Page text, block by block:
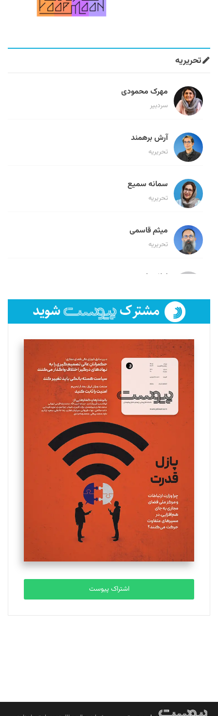
تحریریه
مهرک محمودی
سردبیر
آرش برهمند
تحریریه
سمانه سمیع
تحریریه
میثم قاسمی
تحریریه
لیلا حنارود
فائزه فتحی رستمی
تحریریه
سروش کرمیان
تحریریه
مینا پاکدل
یسنا امان‌پور
تحریریه
ملینا جعفری
تحریریه
مصطفی مسجدی آرانی
تحریریه
بابک نقاش
تحریریه
اشتراک پیوست